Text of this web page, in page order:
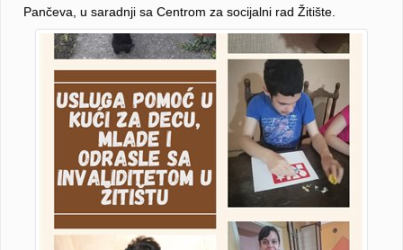
Pančeva, u saradnji sa Centrom za socijalni rad Žitište.